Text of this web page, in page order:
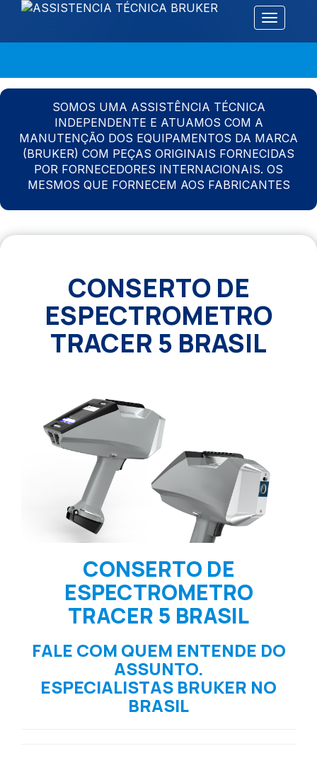
Alternar
SOMOS UMA ASSISTÊNCIA TÉCNICA
INDEPENDENTE E ATUAMOS COM A
MANUTENÇÃO DOS EQUIPAMENTOS DA MARCA
(BRUKER) COM PEÇAS ORIGINAIS FORNECIDAS
POR FORNECEDORES INTERNACIONAIS. OS
MESMOS QUE FORNECEM AOS FABRICANTES
CONSERTO DE
ESPECTROMETRO
TRACER 5 BRASIL
CONSERTO DE
ESPECTROMETRO
TRACER 5 BRASIL
FALE COM QUEM ENTENDE DO
ASSUNTO.
ESPECIALISTAS BRUKER NO
BRASIL